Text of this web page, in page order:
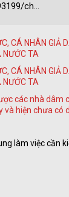
ch...
CÁ NHÂN GIẢ
NƯỚC TA
CÁ NHÂN GIẢ
NƯỚC TA
các nhà dâm
hiện chưa có
làm việc cần